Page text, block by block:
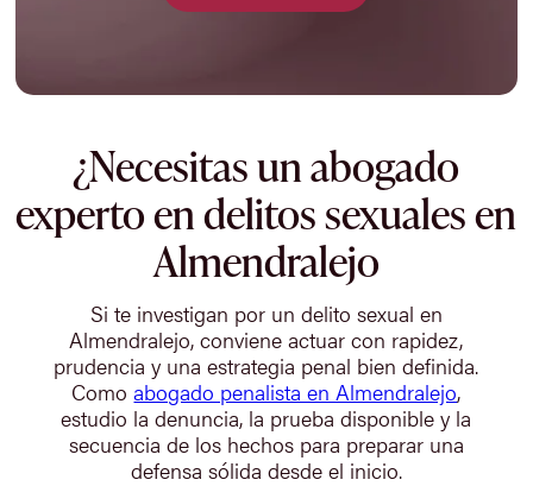
¿Necesitas un abogado
experto en delitos sexuales en
Almendralejo
Si te investigan por un delito sexual en
Almendralejo, conviene actuar con rapidez,
prudencia y una estrategia penal bien definida.
Comoabogado penalista en Almendralejo,
estudio la denuncia, la prueba disponible y la
secuencia de los hechos para preparar una
defensa sólida desde el inicio.